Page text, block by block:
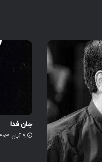
جان فدا
۹ آبان ۱۴۰۳